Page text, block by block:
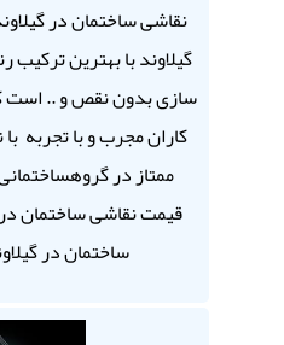
نقاشی ساختمان در
گیلاوند با بهترین
سازی بدون نقص و .. است
کاران مجرب و با تجربه
ممتاز در
قیمت نقاشی ساختمان
ساختمان در